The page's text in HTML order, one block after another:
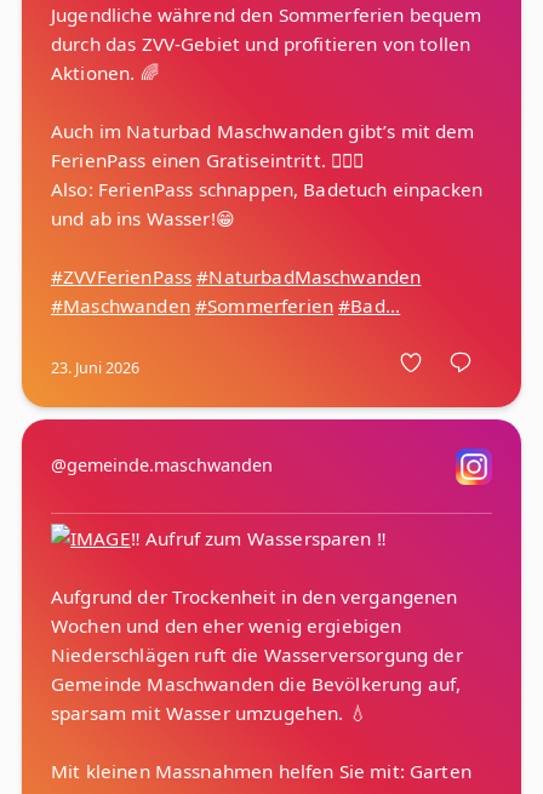
Jugendliche während den Sommerferien bequem
durch das ZVV-Gebiet und profitieren von tollen
Aktionen. 🌈
Auch im Naturbad Maschwanden gibt’s mit dem
FerienPass einen Gratiseintritt. 🏊‍♂️💦
Also: FerienPass schnappen, Badetuch einpacken
und ab ins Wasser!😁
#ZVVFerienPass #NaturbadMaschwanden
#Maschwanden #Sommerferien #Bad...
23. Juni 2026
@gemeinde.maschwanden
‼️ Aufruf zum Wassersparen ‼️
Aufgrund der Trockenheit in den vergangenen
Wochen und den eher wenig ergiebigen
Niederschlägen ruft die Wasserversorgung der
Gemeinde Maschwanden die Bevölkerung auf,
sparsam mit Wasser umzugehen. 💧
Mit kleinen Massnahmen helfen Sie mit: Garten